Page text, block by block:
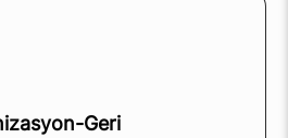
Geri